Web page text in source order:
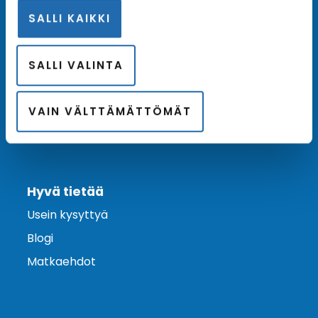
SALLI KAIKKI
SALLI VALINTA
VAIN VÄLTTÄMÄTTÖMÄT
Ota yhteyttä
Asiakaspalvelu
Lähetä tarjouspyyntö
Varaa risteily
Hyvä tietää
Usein kysyttyä
Blogi
Matkaehdot